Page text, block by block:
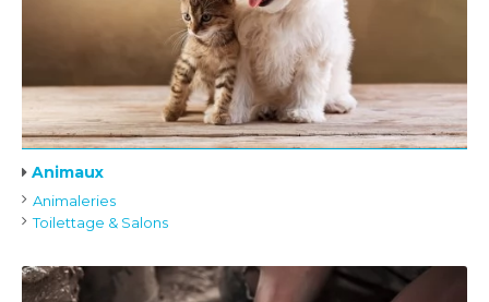
Animaux
Animaleries
Toilettage & Salons